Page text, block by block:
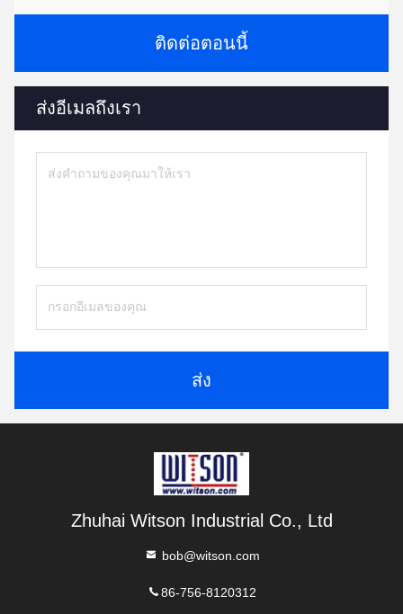
ติดต่อตอนนี้
ส่งอีเมลถึงเรา
ส่ง
Zhuhai Witson Industrial Co., Ltd
bob@witson.com
86-756-8120312